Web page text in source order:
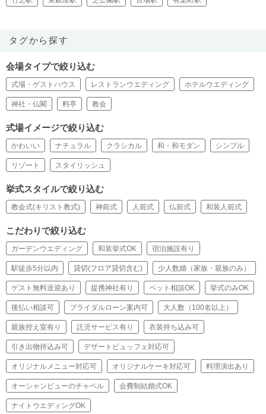
タグから探す
会場タイプで絞り込む
式場・ゲストハウス レストランウエディング ホテルウエディング
神社・仏閣 料亭 教会
式場イメージで絞り込む
かわいい ナチュラル クラシカル 和・和モダン シンプル
リゾート スタイリッシュ
挙式スタイルで絞り込む
教会式(キリスト教式) 神前式 人前式 仏前式 和装人前式
こだわりで絞り込む
ガーデンウエディング 和装挙式OK 宿泊施設有り
駅徒歩5分以内 貸切(フロア貸切含む) 少人数婚（家族・親族のみ）
ゲスト無料送迎あり 提携神社有り ペット相談OK 挙式のみOK
後払い相談可 ブライダルローン案内可 大人数（100名以上）
親族控え室有り 託児サービス有り 衣装持ち込み可
引き出物持込み可 デザートビュッフェ対応可
オリジナルメニュー対応可 オリジナルケーキ対応可 料理演出あり
オーシャンビューのチャペル 会費制結婚式OK
ナイトウエディングOK